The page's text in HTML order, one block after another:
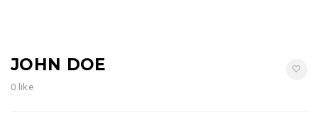
JOHN DOE
0 like